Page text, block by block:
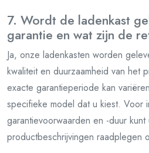
7. Wordt de ladenkast
garantie en wat zijn de
Ja, onze ladenkasten worden
kwaliteit en duurzaamheid van het
exacte garantieperiode kan
specifieke model dat u kiest. Voor
garantievoorwaarden en -duur kunt
productbeschrijvingen raadplegen